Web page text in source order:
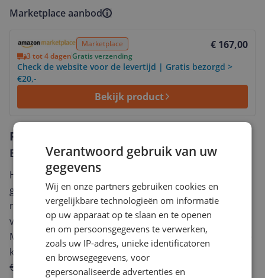
Marketplace aanbod
Marketplace € 167,00
3 tot 4 dagenGratis verzending
Check de website voor de levertijd | Gratis bezorgd >
€20,-
Bekijk product
Reviews
Er zijn nog geen reviews geschreven
Heb jij dit product in bezit en wil je graag je mening
geven? Start dan hieronder met het schrijven van je
review. Afhankelijk van de details duurt het schrijven
van een review gemiddeld tussen de 3 en 10 minuten.
Met jouw mening help je andere bezoekers een betere
keuze te maken én maak je iedere maand kans op
€250,-!
Klik hier voor de actievoorwaarden.
Verantwoord gebruik van uw
gegevens
Wij en onze partners gebruiken cookies en
vergelijkbare technologieën om informatie
op uw apparaat op te slaan en te openen
en om persoonsgegevens te verwerken,
zoals uw IP-adres, unieke identificatoren
en browsegegevens, voor
gepersonaliseerde advertenties en